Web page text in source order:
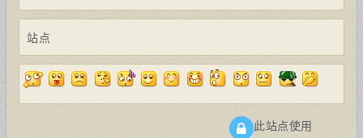
站点
此站点使用